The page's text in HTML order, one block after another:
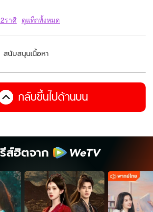
ราศี ดูแท็กทั้งหมด
สนับสนุนเนื้อหา
กลับขึ้นไปด้านบน
ส์ฮิตจาก